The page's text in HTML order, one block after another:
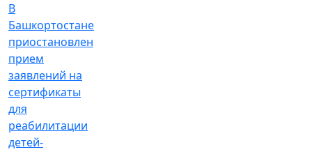
В
Башкортостане
приостановлен
прием
заявлений на
сертификаты
для
реабилитации
детей-